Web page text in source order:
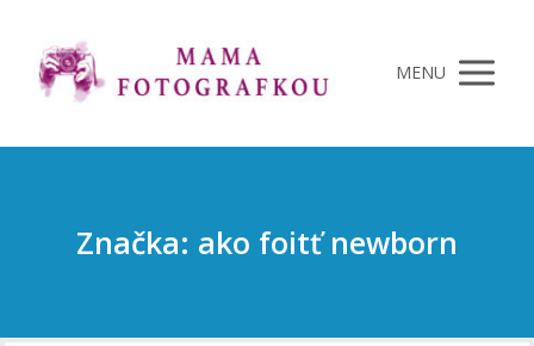
MENU
Značka: ako foitť newborn